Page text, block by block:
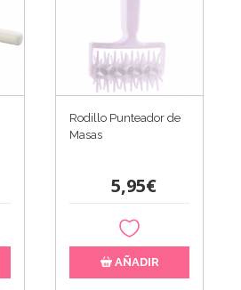
Rodillo Punteador de
Masas
5,95€
AÑADIR